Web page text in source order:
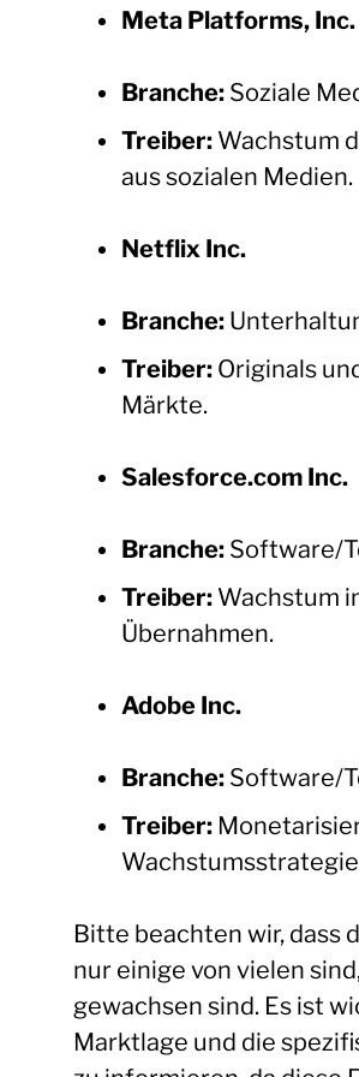
Meta Platforms,
Branche: Soziale
Treiber: Wachstum
aus sozialen Medien.
Netflix Inc.
Branche:
Treiber: Originals
Märkte.
Salesforce.com Inc.
Branche: Software/
Treiber: Wachstum
Übernahmen.
Adobe Inc.
Branche: Software/
Treiber:
Bitte beachten wir, dass
nur einige von vielen
gewachsen sind. Es ist
Marktlage und die